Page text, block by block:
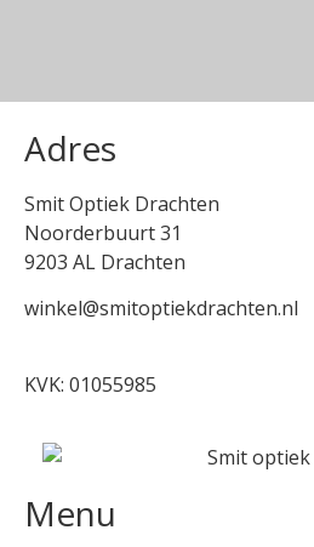
Adres
Smit Optiek Drachten
Noorderbuurt 31
9203 AL Drachten
winkel@smitoptiekdrachten.nl
KVK: 01055985
Menu